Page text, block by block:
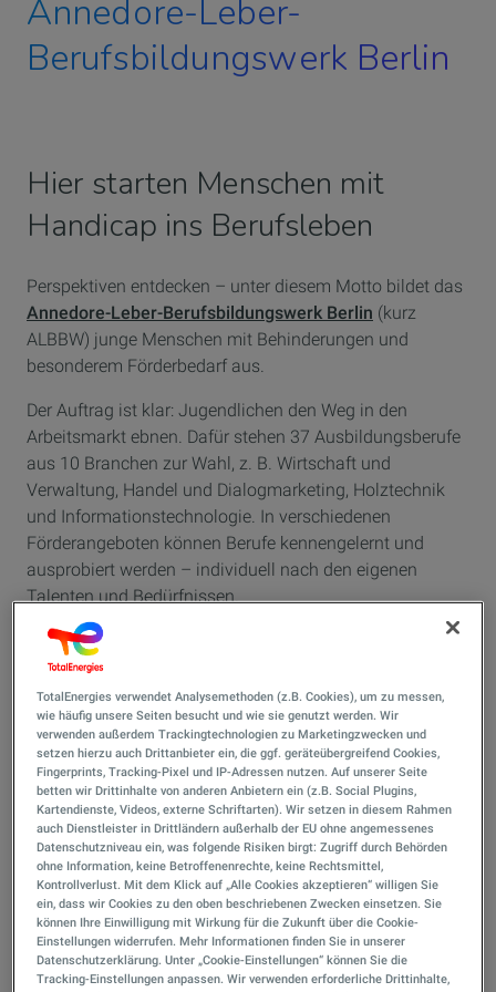
Annedore-Leber-
Berufsbildungswerk Berlin
Hier starten Menschen mit
Handicap ins Berufsleben
Perspektiven entdecken – unter diesem Motto bildet das
Annedore-Leber-Berufsbildungswerk Berlin (kurz
ALBBW) junge Menschen mit Behinderungen und
besonderem Förderbedarf aus.
Der Auftrag ist klar: Jugendlichen den Weg in den
Arbeitsmarkt ebnen. Dafür stehen 37 Ausbildungsberufe
aus 10 Branchen zur Wahl, z. B. Wirtschaft und
Verwaltung, Handel und Dialogmarketing, Holztechnik
und Informationstechnologie. In verschiedenen
Förderangeboten können Berufe kennengelernt und
ausprobiert werden – individuell nach den eigenen
Talenten und Bedürfnissen.
Entscheidend ist, ob jemand fachlich
und menschlich ins Team passt.
Während der Ausbildung ist die Nähe zur Praxis wichtig.
Deshalb kooperiert das ALBBW eng mit vielen
Unternehmen aus unterschiedlichen Branchen. Eine sehr
effektive Form der Zusammenarbeit ist die „Verzahnte
Ausbildung“. Bis zur Hälfte der Lehrzeit findet dabei in
einem Partnerbetrieb statt. Das ist effektiv und
praxisorientiert.
TotalEnergies verwendet Analysemethoden (z.B. Cookies), um zu messen,
wie häufig unsere Seiten besucht und wie sie genutzt werden. Wir
verwenden außerdem Trackingtechnologien zu Marketingzwecken und
setzen hierzu auch Drittanbieter ein, die ggf. geräteübergreifend Cookies,
Fingerprints, Tracking-Pixel und IP-Adressen nutzen. Auf unserer Seite
betten wir Drittinhalte von anderen Anbietern ein (z.B. Social Plugins,
Kartendienste, Videos, externe Schriftarten). Wir setzen in diesem Rahmen
auch Dienstleister in Drittländern außerhalb der EU ohne angemessenes
Datenschutzniveau ein, was folgende Risiken birgt: Zugriff durch Behörden
ohne Information, keine Betroffenenrechte, keine Rechtsmittel,
Kontrollverlust. Mit dem Klick auf „Alle Cookies akzeptieren“ willigen Sie
ein, dass wir Cookies zu den oben beschriebenen Zwecken einsetzen. Sie
können Ihre Einwilligung mit Wirkung für die Zukunft über die Cookie-
Einstellungen widerrufen. Mehr Informationen finden Sie in unserer
Datenschutzerklärung. Unter „Cookie-Einstellungen“ können Sie die
Tracking-Einstellungen anpassen. Wir verwenden erforderliche Drittinhalte,